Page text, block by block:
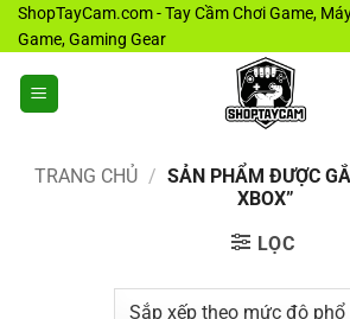
Bỏ
qua
nội
dung
ShopTayCam.com - Tay Cầm Chơi Game,
Game, Gaming Gear
TRANG CHỦ / SẢN PHẨM ĐƯỢC
XBOX”
LỌC